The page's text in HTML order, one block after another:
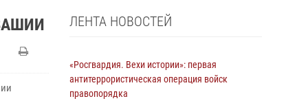
ЛЕНТА НОВОСТЕЙ
«Росгвардия. Вехи истории»: первая
антитеррористическая операция войск
правопорядка